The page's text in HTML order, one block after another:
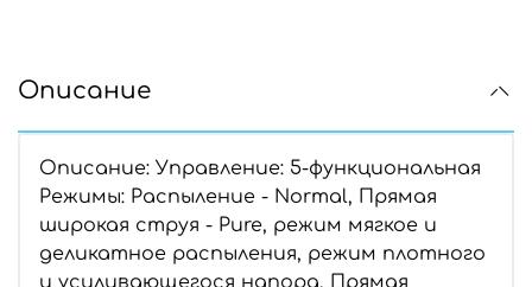
Описание
Описание: Управление: 5-функциональная
Режимы: Распыление - Normal, Прямая
широкая струя - Pure, режим мягкое и
деликатное распыления, режим плотного
и усиливающегося напора, Прямая